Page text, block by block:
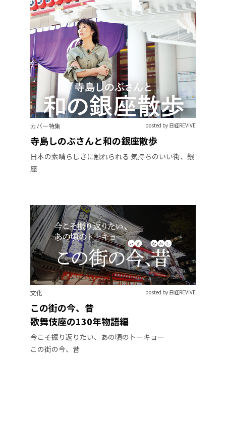
カバー特集 posted by 日経REVIVE
寺島しのぶさんと和の銀座散歩
日本の素晴らしさに触れられる 気持ちのいい街、銀
座
文化 posted by 日経REVIVE
この街の今、昔
歌舞伎座の130年物語編
今こそ振り返りたい、あの頃のトーキョー
この街の今、昔